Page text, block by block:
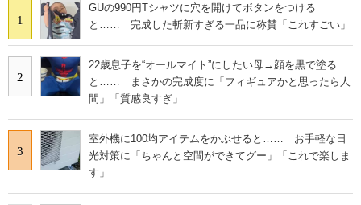
1
GUの990円Tシャツに穴を開けてボタンをつける
と…… 完成した斬新すぎる一品に称賛「これすごい」
2
22歳息子を“オールマイト”にしたい母→顔を黒で塗る
と…… まさかの完成度に「フィギュアかと思ったら人
間」「質感良すぎ」
3
室外機に100均アイテムをかぶせると…… お手軽な日
光対策に「ちゃんと空間ができてグー」「これで楽しま
す」